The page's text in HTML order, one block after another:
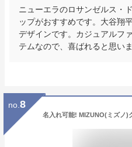
ニューエラのロサンゼルス・
ップがおすすめです。大谷翔
デザインです。カジュアルフ
テムなので、喜ばれると思いま
no. 8